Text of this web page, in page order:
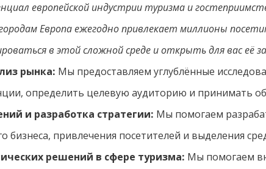
европейской индустрии туризма и
Европа ежегодно привлекает миллионы
в этой сложной среде и открыть для вас её
рынка: Мы предоставляем углублённые
определить целевую аудиторию и принимать
и разработка стратегии: Мы помогаем
бизнеса, привлечения посетителей и выделения
решений в сфере туризма: Мы помогаем